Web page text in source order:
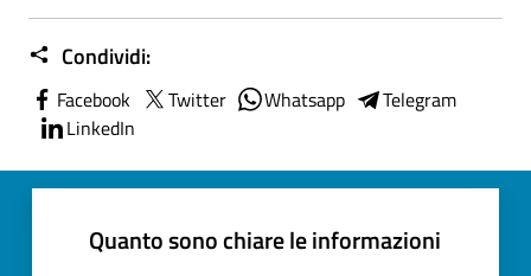
Condividi:
Facebook Twitter Whatsapp
Telegram
LinkedIn
Quanto sono chiare le informazioni